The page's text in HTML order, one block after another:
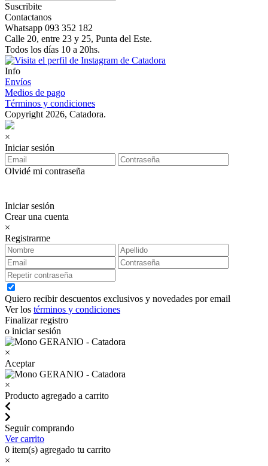
Suscribite
Contactanos
Whatsapp 093 352 182
Calle 20, entre 23 y 25, Punta del Este.
Todos los días 10 a 20hs.
Info
Envíos
Medios de pago
Términos y condiciones
Copyright 2026, Catadora.
×
Iniciar sesión
Olvidé mi contraseña
Iniciar sesión
Crear una cuenta
×
Registrarme
Quiero recibir descuentos exclusivos y novedades por email
Ver los términos y condiciones
Finalizar registro
o iniciar sesión
×
Aceptar
×
Producto agregado a carrito
Seguir comprando
Ver carrito
0 item(s) agregado tu carrito
×